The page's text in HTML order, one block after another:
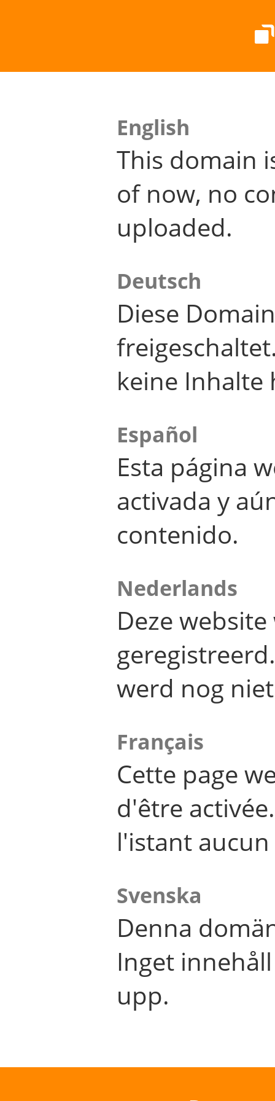
English
This domain
of now, no
uploaded.
Deutsch
Diese
keine Inhalte
Español
Esta página
activada y
contenido.
Nederlands
Deze
werd nog
Français
Cette page
d'être
l'istant
Svenska
Denna
Inget
upp.